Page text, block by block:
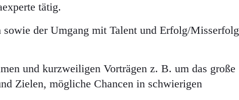
tätig.
der Umgang mit Talent und Erfolg/Misserfolg
und kurzweiligen Vorträgen z. B. um das große
Zielen, mögliche Chancen in schwierigen